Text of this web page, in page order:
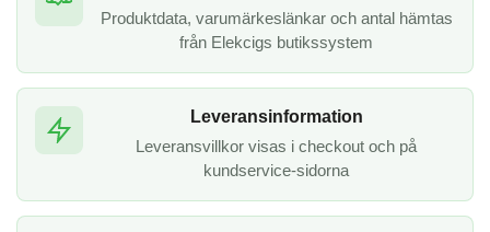
Produktdata, varumärkeslänkar och antal hämtas
från Elekcigs butikssystem
Leveransinformation
Leveransvillkor visas i checkout och på
kundservice-sidorna